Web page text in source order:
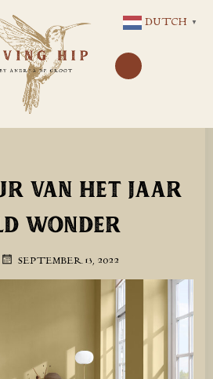
NAAR
DE
INHOUD
VAN HET JAAR
WONDER
SEPTEMBER 13, 2022
DUTCH ▼